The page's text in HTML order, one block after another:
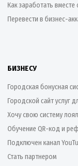
Как заработать вместе
Перевести в бизнес-
БИЗНЕСУ
Городская бонусная
Городской сайт услуг
Хочу свою систему
Обучение QR-код и
Подключен канал
Стать партнером